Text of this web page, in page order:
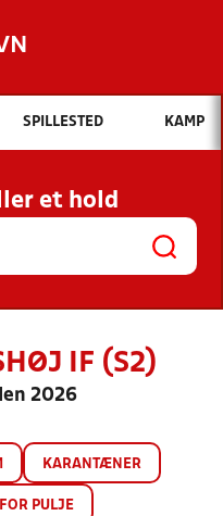
Hvad vil du søge efter?
OG NYHEDER
KLUBBER OG
SPILLESTED KAMP
et hold
IF (S2)
2026
KARANTÆNER
PULJE